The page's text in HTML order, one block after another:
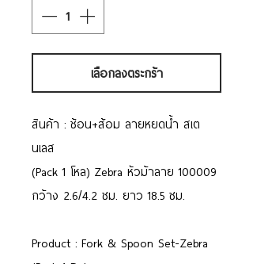
เลือกลงตระกร้า
สินค้า : ช้อน+ส้อม ลายหยดน้ำ สเต
นเลส
(Pack 1 โหล) Zebra หัวม้าลาย 100009
กว้าง 2.6/4.2 ซม. ยาว 18.5 ซม.
Product : Fork & Spoon Set-Zebra